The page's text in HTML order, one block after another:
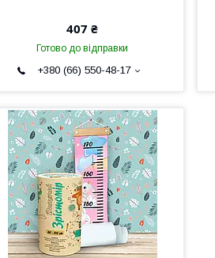
407 ₴
Готово до відправки
+380 (66) 550-48-17